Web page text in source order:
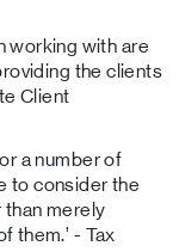
working with are
the clients
Client
a number of
to consider the
than merely
them.’ - Tax